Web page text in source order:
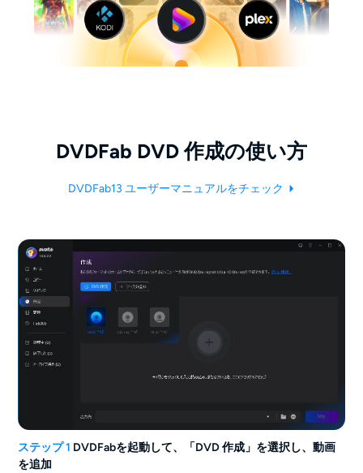
DVDFab DVD 作成の使い方
DVDFab13 ユーザーマニュアルをチェック
ステップ 1 DVDFabを起動して、「DVD 作成」を選択し、動画
を追加